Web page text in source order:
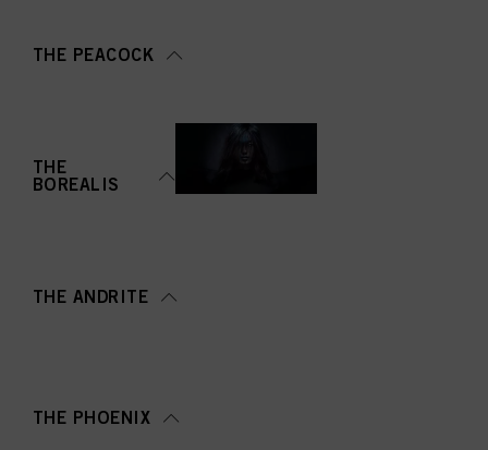
THE PEACOCK
THE
BOREALIS
THE ANDRITE
THE PHOENIX